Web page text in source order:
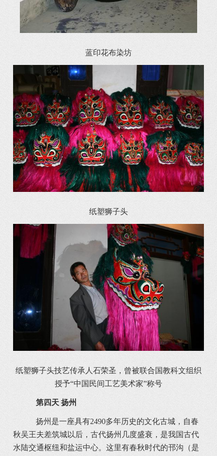
蓝印花布染坊
纸塑狮子头
纸塑狮子头技艺传承人石荣圣，曾被联合国教科文组织
授予“中国民间工艺美术家”称号
第四天 扬州
扬州是一座具有2490多年历史的文化古城，自春
秋吴王夫差筑城以后，古代扬州几度盛衰，是我国古代
水陆交通枢纽和盐运中心。这里有春秋时代的邗沟（是